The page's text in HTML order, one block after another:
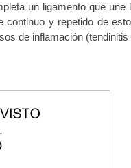
un ligamento que une
continuo y repetido de
de inflamación (tendinitis